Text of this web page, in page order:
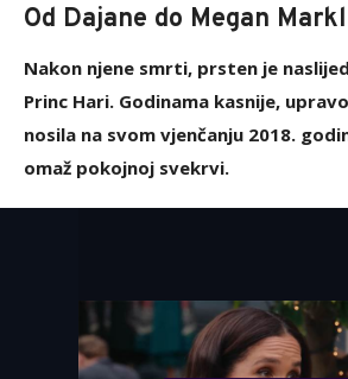
Od Dajane do Megan Markl
Nakon njene smrti, prsten je
Princ Hari. Godinama kasnije,
nosila na svom vjenčanju 2018.
omaž pokojnoj svekrvi.